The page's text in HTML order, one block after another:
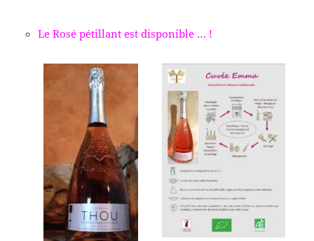
Le Rosé pétillant est disponible … !